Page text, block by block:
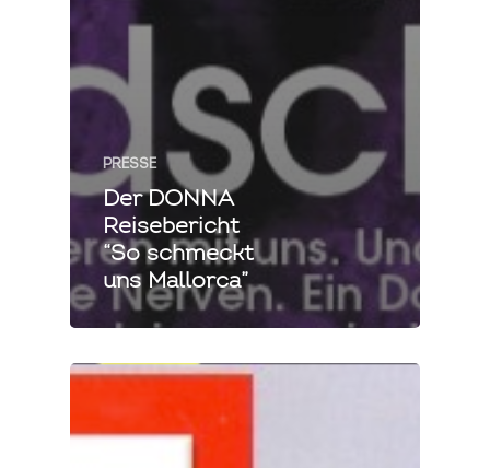
PRESSE
Der DONNA
Reisebericht
“So schmeckt
uns Mallorca”